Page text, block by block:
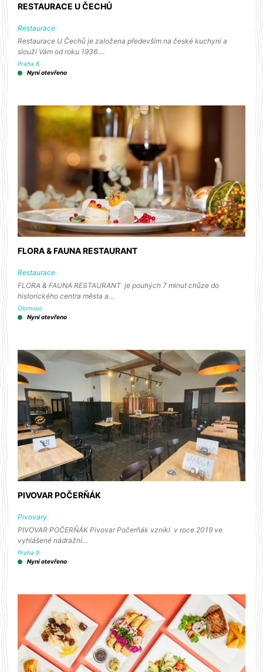
RESTAURACE U ČECHŮ
Restaurace
Restaurace U Čechů je založena především na české kuchyni a
slouží Vám od roku 1936.…
Praha 6
Nyní otevřeno
FLORA & FAUNA RESTAURANT
Restaurace
FLORA & FAUNA RESTAURANT je pouhých 7 minut chůze do
historického centra města a…
Olomouc
Nyní otevřeno
PIVOVAR POČERŇÁK
Pivovary
PIVOVAR POČERŇÁK Pivovar Počerňák vznikl v roce 2019 ve
vyhlášené nádražní…
Praha 9
Nyní otevřeno